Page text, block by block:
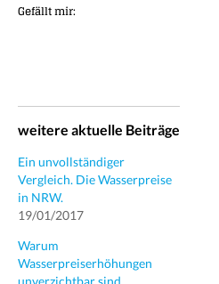
Gefällt mir:
weitere aktuelle Beiträge
Ein unvollständiger
Vergleich. Die Wasserpreise
in NRW.
19/01/2017
Warum
Wasserpreiserhöhungen
unverzichtbar sind